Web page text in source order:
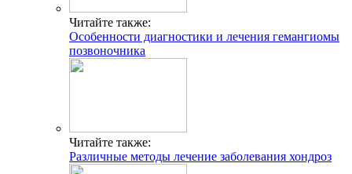
Читайте также:
Особенности диагностики и лечения гемангиомы
позвоночника
Читайте также:
Различные методы лечение заболевания хондроз